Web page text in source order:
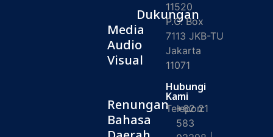
Media
Audio
Visual
Renungan
Bahasa
Dukungan
11520
P.O. Box
7113 JKB-TU
Jakarta
11071
Hubungi
Kami
Telepon:
+62 21
583